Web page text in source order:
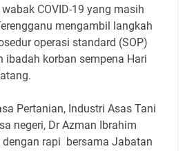
COVID-19 yang masih
mengambil langkah
operasi standard (SOP)
ibadah korban sempena Hari
Pertanian, Industri Asas Tani
negeri, Dr Azman Ibrahim
dengan rapi bersama Jabatan